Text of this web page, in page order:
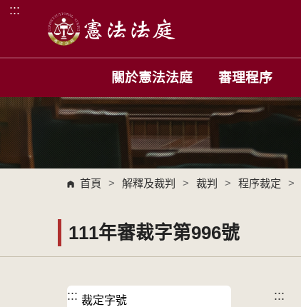
跳到主要內容區塊
:::
關於憲法法庭 審理程序
首頁 > 解釋及裁判 > 裁判 > 程序裁定 >
111年審裁字第996號
::: 裁定字號 :::